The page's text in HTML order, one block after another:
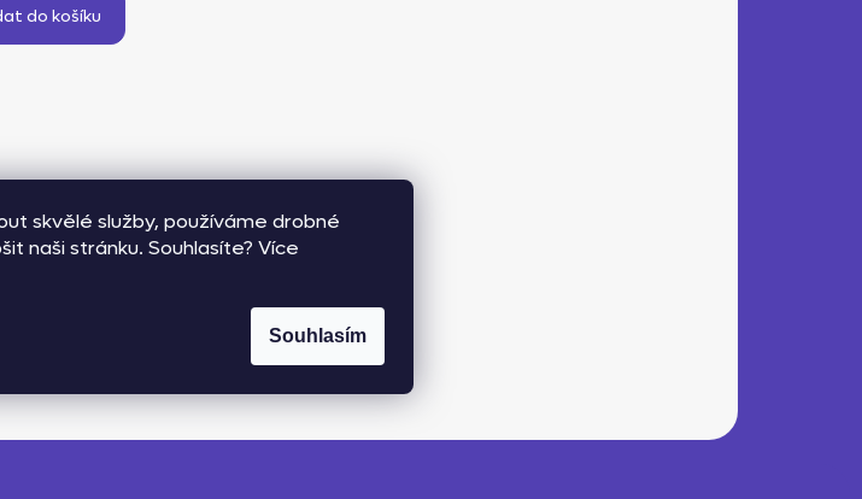
skvělé služby, používáme drobné
naši stránku. Souhlasíte? Více
Souhlasím
do košíku